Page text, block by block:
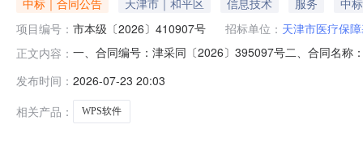
中标｜合同公告 天津市｜和平区 信息技术 服务
中
项目编号： 市本级〔2026〕410907号 招标单位： 天津市医疗保
正文内容： 一、合同编号：津采同〔2026〕395097号二、合同名称
高新区华苑产业区海泰发展五道16号4-1-601联系方式：
发布时间： 2026-07-23 20:03
相关产品：
WPS软件